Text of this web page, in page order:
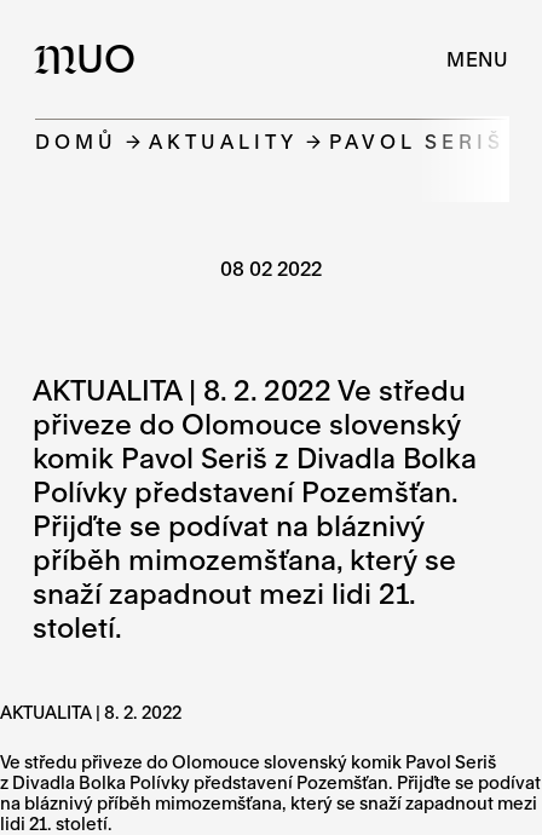
MUO MENU
DOMŮ AKTUALITY PAVOL SERIŠ
08 02 2022
AKTUALITA | 8. 2. 2022 Ve středu
přiveze do Olomouce slovenský
komik Pavol Seriš z Divadla Bolka
Polívky představení Pozemšťan.
Přijďte se podívat na bláznivý
příběh mimozemšťana, který se
snaží zapadnout mezi lidi 21.
století.
AKTUALITA | 8. 2. 2022
Ve středu přiveze do Olomouce slovenský komik Pavol Seriš
z Divadla Bolka Polívky představení Pozemšťan. Přijďte se podívat
na bláznivý příběh mimozemšťana, který se snaží zapadnout mezi
lidi 21. století.